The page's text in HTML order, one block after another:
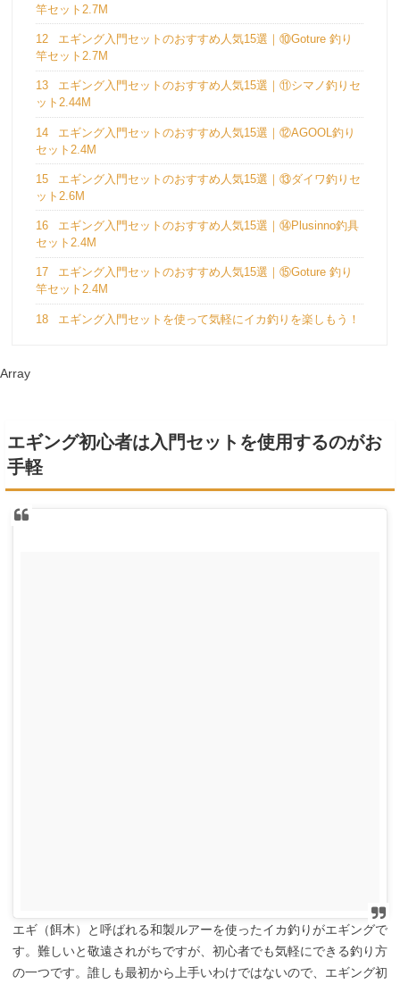
竿セット2.7M
12
エギング入門セットのおすすめ人気15選｜⑩Goture 釣り
竿セット2.7M
13
エギング入門セットのおすすめ人気15選｜⑪シマノ釣りセ
ット2.44M
14
エギング入門セットのおすすめ人気15選｜⑫AGOOL釣り
セット2.4M
15
エギング入門セットのおすすめ人気15選｜⑬ダイワ釣りセ
ット2.6M
16
エギング入門セットのおすすめ人気15選｜⑭Plusinno釣具
セット2.4M
17
エギング入門セットのおすすめ人気15選｜⑮Goture 釣り
竿セット2.4M
18 エギング入門セットを使って気軽にイカ釣りを楽しもう！
Array
エギング初心者は入門セットを使用するのがお
手軽
エギ（餌木）と呼ばれる和製ルアーを使ったイカ釣りがエギングで
す。難しいと敬遠されがちですが、初心者でも気軽にできる釣り方
の一つです。誰しも最初から上手いわけではないので、エギング初